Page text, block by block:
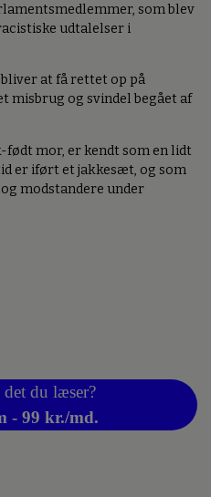
som blev
udtalelser i
at få rettet op på
misbrug og svindel begået af
mor, er kendt som en lidt
er iført et jakkesæt, og som
modstandere under
du læser?
- 99 kr./md.